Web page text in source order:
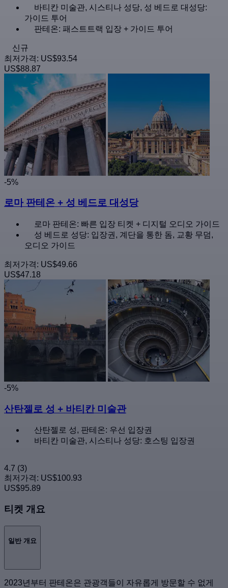
바티칸 미술관, 시스티나 성당, 성 베드로 대성당:
가이드 투어
판테온: 패스트트랙 입장 + 가이드 투어
신규
최저가격: US$93.54
US$88.87
-5%
로마 판테온 + 성 베드로 대성당
로마 판테온: 빠른 입장 티켓 + 디지털 오디오 가이드
성 베드로 성당: 입장권, 계단을 통한 돔, 교황 무덤,
오디오 가이드
최저가격: US$49.66
US$47.18
-5%
산탄젤로 성 + 바티칸 미술관
산탄젤로 성, 판테온: 우선 입장권
바티칸 미술관, 시스티나 성당: 호스팅 입장권
4.7 (3)
최저가격: US$100.93
US$95.89
티켓 개요
일반 개요
2023년부터 판테온은 관광객들이 자유롭게 방문할 수 없게